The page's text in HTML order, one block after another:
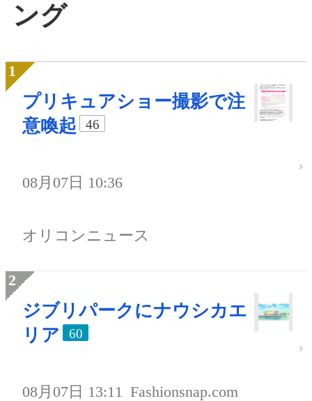
ング
プリキュアショー撮影で注
意喚起
46
08月07日 10:36
オリコンニュース
ジブリパークにナウシカエ
リア
60
08月07日 13:11 Fashionsnap.com